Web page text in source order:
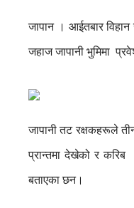
जापान । आईतबार
जहाज जापानी भुमिमा
जापानी तट रक्षकहरूले
प्रान्तमा देखेको र करिब
बताएका छन।